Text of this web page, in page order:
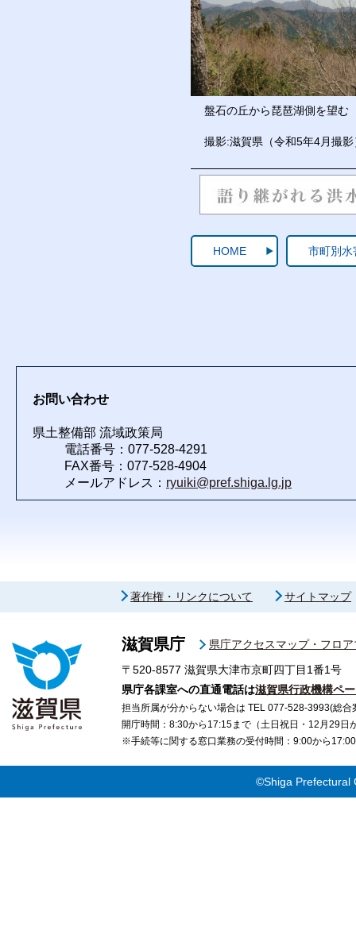
盤石の丘から琵琶湖側を望む
撮影:滋賀県（令和5年4月撮影
HOME 市町別水
お問い合わせ
県土整備部 流域政策局
電話番号：077-528-4291
FAX番号：077-528-4904
メールアドレス： ryuiki@pref.shiga.lg.jp
著作権・リンクについて サイトマップ
滋賀県庁
県庁アクセスマップ・フロ
〒520-8577 滋賀県大津市京町四丁目1番1号
県庁各課室への直通電話は滋賀県行政機構ペ
担当所属が分からない場合は TEL 077-528-3993(総合
開庁時間：8:30から17:15まで（土日祝日・12月29日
※手続等に関する窓口業務の受付時間：9:00から
©Shiga Prefectural